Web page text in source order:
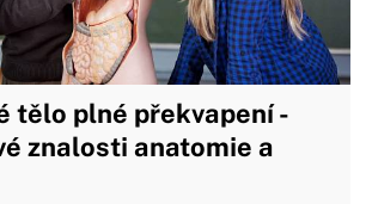
tělo plné překvapení -
znalosti anatomie a